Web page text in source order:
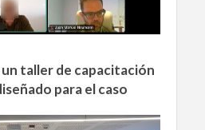
taller de capacitación
para el caso